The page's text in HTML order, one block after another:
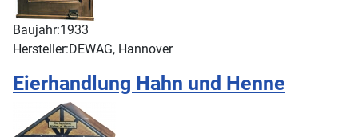
Baujahr:1933
Hersteller:DEWAG, Hannover
Eierhandlung Hahn und Henne